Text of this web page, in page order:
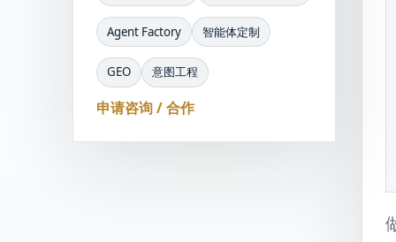
Agent Factory 智能体定制
GEO 意图工程
申请咨询 / 合作